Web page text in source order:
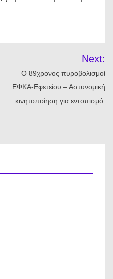
Next:
Ο 89χρονος πυροβολισμοί
ΕΦΚΑ-Εφετείου – Αστυνομική
κινητοποίηση για εντοπισμό.